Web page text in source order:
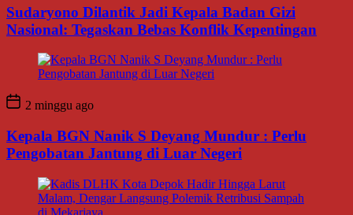
Sudaryono Dilantik Jadi Kepala Badan Gizi
Nasional: Tegaskan Bebas Konflik Kepentingan
2 minggu ago
Kepala BGN Nanik S Deyang Mundur : Perlu
Pengobatan Jantung di Luar Negeri